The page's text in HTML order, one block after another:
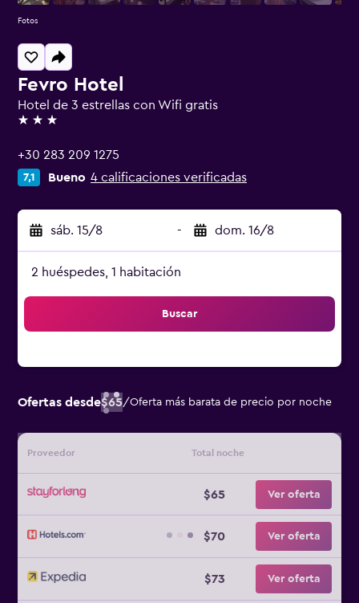
Fevro Hotel
Hotel de 3 estrellas con Wifi gratis
3 estrellas
+30 283 209 1275
7,1 Bueno 4 calificaciones verificadas
sáb. 15/8 - dom. 16/8
2 huéspedes, 1 habitación
Buscar
Ofertas desde$65/Oferta más barata de precio por noche
Proveedor Total noche
$65 Ver oferta
$70 Ver oferta
$73 Ver oferta
Fotos